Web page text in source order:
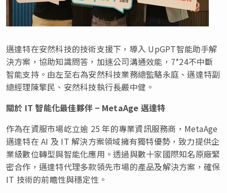
邁達特在安然科技的技術支援下，導入 UpGPT智能助手解
決方案，協助知識問答，加速公司溝通效能，7*24不中斷
智能支持。由左至右為安然科技業務總監駱永庭、邁達特副
總經理陳擎民、安然科技執行長嚴中健。
關於 IT 智能化最佳夥伴− MetaAge 邁達特
作為在資服市場屹立逾 25 年的專業資訊服務商，MetaAge
邁達特在 AI 及 IT 解決方案領域擁有獨特優勢，致力提供企
業級數位轉型與智能化應用。透過與數十家國際知名原廠緊
密合作，邁達特代理多款領先市場的產品及解決方案，確保
IT 技術的前瞻性與穩定性。